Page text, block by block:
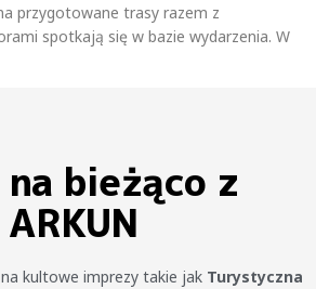
przygotowane trasy razem z
spotkają się w bazie wydarzenia. W
na bieżąco z
ARKUN
na kultowe imprezy takie jak Turystyczna